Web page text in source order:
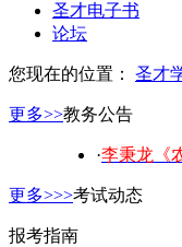
圣才电子书
论坛
您现在的位置： 圣才
更多>>教务公告
·李秉龙《
更多>>>考试动态
报考指南